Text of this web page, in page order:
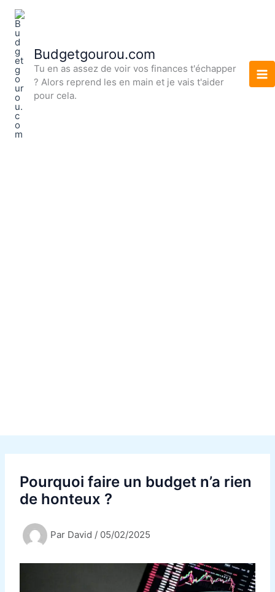
Aller
contenu
Budgetgourou.com
Tu en as assez de voir vos finances t'échapper
? Alors reprend les en main et je vais t'aider
pour cela.
Pourquoi faire un budget n’a rien
de honteux ?
Par David / 05/02/2025